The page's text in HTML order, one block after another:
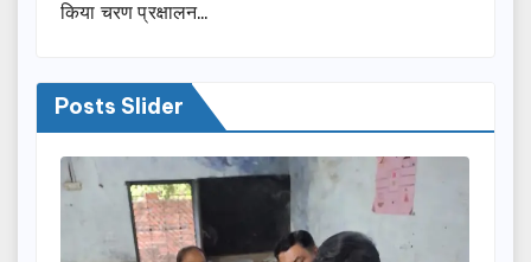
किया चरण प्रक्षालन…
Posts Slider